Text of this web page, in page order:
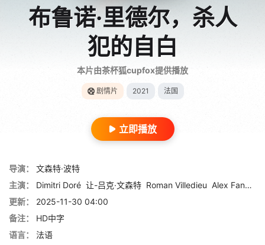
布鲁诺·里德尔，杀人
犯的自白
本片由茶杯狐cupfox提供播放
剧情片 2021 法国
立即播放
导演：
文森特·波特
主演：
Dimitri Doré 让-吕克·文森特 Roman Villedieu Alex Fanguin
更新：
2025-11-30 04:00
备注：
HD中字
语言：
法语